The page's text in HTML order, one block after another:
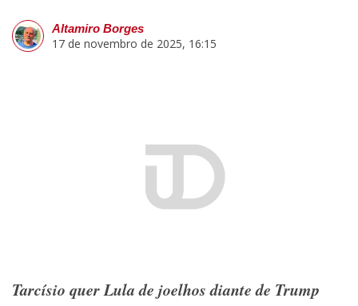
Altamiro Borges
17 de novembro de 2025, 16:15
Tarcísio quer Lula de joelhos diante de Trump